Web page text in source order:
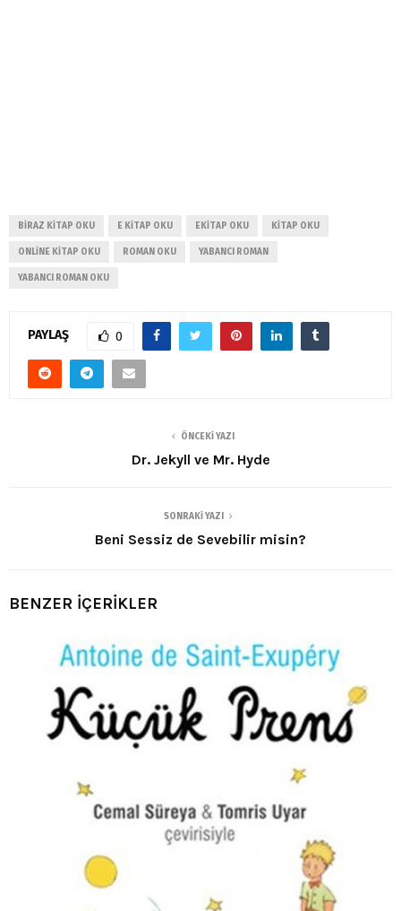
BIRAZ KITAP OKU E KITAP OKU EKITAP OKU KITAP OKU
ONLINE KITAP OKU ROMAN OKU YABANCI ROMAN
YABANCI ROMAN OKU
PAYLAŞ 0
ÖNCEKI YAZI
Dr. Jekyll ve Mr. Hyde
SONRAKI YAZI
Beni Sessiz de Sevebilir misin?
BENZER İÇERİKLER